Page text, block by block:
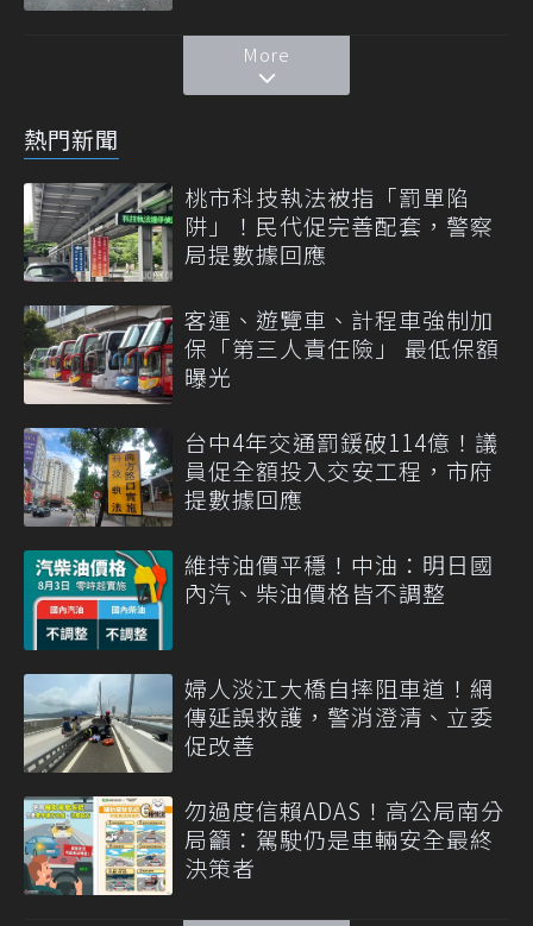
More
熱門新聞
桃市科技執法被指「罰單陷
阱」！民代促完善配套，警察
局提數據回應
客運、遊覽車、計程車強制加
保「第三人責任險」 最低保額
曝光
台中4年交通罰鍰破114億！議
員促全額投入交安工程，市府
提數據回應
維持油價平穩！中油：明日國
內汽、柴油價格皆不調整
婦人淡江大橋自摔阻車道！網
傳延誤救護，警消澄清、立委
促改善
勿過度信賴ADAS！高公局南分
局籲：駕駛仍是車輛安全最終
決策者